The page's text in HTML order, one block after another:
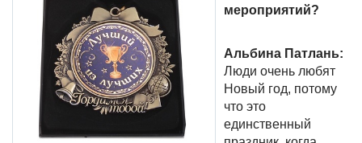
мероприятий?
Альбина Патлань:
Люди очень любят
Новый год, потому
что это
единственный